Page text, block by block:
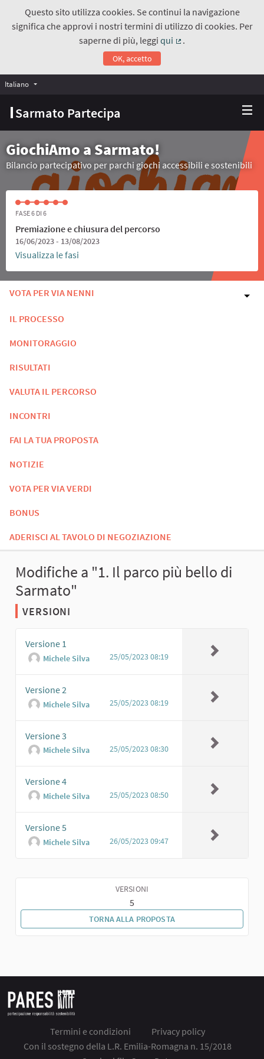
Questo sito utilizza cookies. Se continui la navigazione
significa che approvi i nostri termini di utilizzo di cookies. Per
saperne di più, leggiqui
.
OK, accetto
Sarmato Partecipa
Italiano Choose language
GiochiAmo a Sarmato!
Bilancio partecipativo per parchi giochi accessibili e sostenibili
FASE 6 DI 6
Premiazione e chiusura del percorso
16/06/2023 - 13/08/2023
Visualizza le fasi
VOTA PER VIA NENNI
IL PROCESSO
MONITORAGGIO
RISULTATI
VALUTA IL PERCORSO
INCONTRI
FAI LA TUA PROPOSTA
NOTIZIE
VOTA PER VIA VERDI
BONUS
ADERISCI AL TAVOLO DI NEGOZIAZIONE
Modifiche a "1. Il parco più bello di
Sarmato"
VERSIONI
Versione 1
Michele Silva 25/05/2023 08:19
Versione 2
Michele Silva 25/05/2023 08:19
Versione 3
Michele Silva 25/05/2023 08:30
Versione 4
Michele Silva 25/05/2023 08:50
Versione 5
Michele Silva 26/05/2023 09:47
VERSIONI
5
TORNA ALLA PROPOSTA
Termini e condizioni
Privacy policy
Con il sostegno della L.R. Emilia-Romagna n. 15/2018